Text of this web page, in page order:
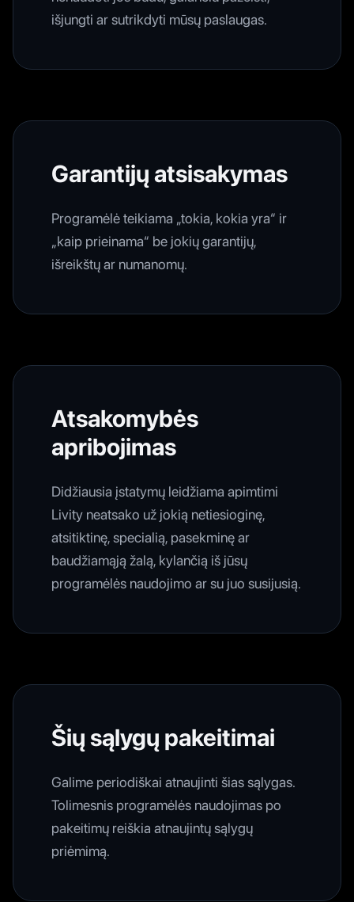
išjungti ar sutrikdyti mūsų paslaugas.
Garantijų atsisakymas
Programėlė teikiama „tokia, kokia yra“ ir
„kaip prieinama“ be jokių garantijų,
išreikštų ar numanomų.
Atsakomybės
apribojimas
Didžiausia įstatymų leidžiama apimtimi
Livity neatsako už jokią netiesioginę,
atsitiktinę, specialią, pasekminę ar
baudžiamąją žalą, kylančią iš jūsų
programėlės naudojimo ar su juo susijusią.
Šių sąlygų pakeitimai
Galime periodiškai atnaujinti šias sąlygas.
Tolimesnis programėlės naudojimas po
pakeitimų reiškia atnaujintų sąlygų
priėmimą.